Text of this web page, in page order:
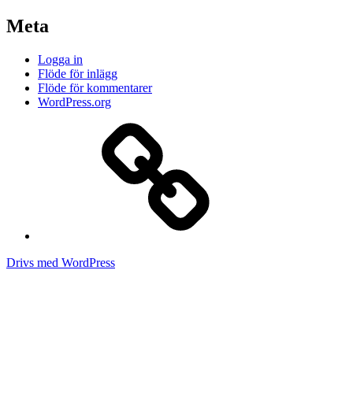
Meta
Logga in
Flöde för inlägg
Flöde för kommentarer
WordPress.org
Drivs med WordPress